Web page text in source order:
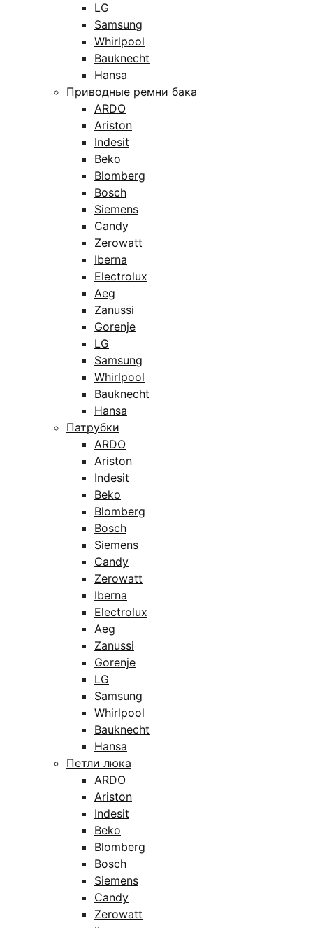
LG
Samsung
Whirlpool
Bauknecht
Hansa
Приводные ремни бака
ARDO
Ariston
Indesit
Beko
Blomberg
Bosch
Siemens
Candy
Zerowatt
Iberna
Electrolux
Aeg
Zanussi
Gorenje
LG
Samsung
Whirlpool
Bauknecht
Hansa
Патрубки
ARDO
Ariston
Indesit
Beko
Blomberg
Bosch
Siemens
Candy
Zerowatt
Iberna
Electrolux
Aeg
Zanussi
Gorenje
LG
Samsung
Whirlpool
Bauknecht
Hansa
Петли люка
ARDO
Ariston
Indesit
Beko
Blomberg
Bosch
Siemens
Candy
Zerowatt